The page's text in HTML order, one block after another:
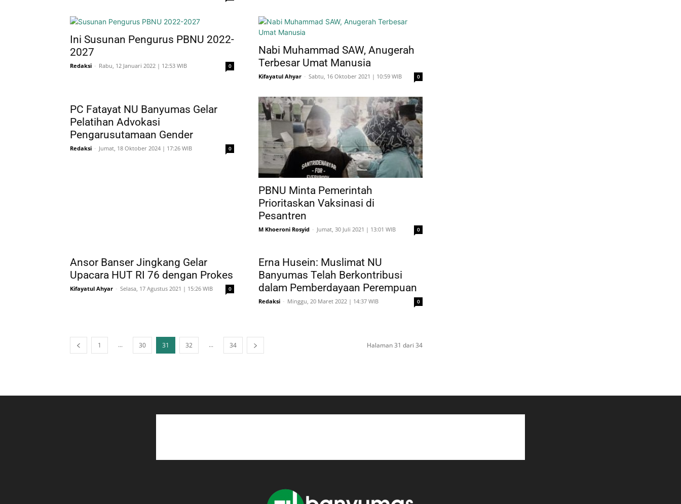
Ini Susunan Pengurus PBNU 2022-
2027
Redaksi - Rabu, 12 Januari 2022 | 12:53 WIB 0
Nabi Muhammad SAW, Anugerah
Terbesar Umat Manusia
Kifayatul Ahyar - Sabtu, 16 Oktober 2021 | 10:59 WIB 0
PC Fatayat NU Banyumas Gelar
Pelatihan Advokasi
Pengarusutamaan Gender
Redaksi - Jumat, 18 Oktober 2024 | 17:26 WIB 0
PBNU Minta Pemerintah
Prioritaskan Vaksinasi di
Pesantren
M Khoeroni Rosyid - Jumat, 30 Juli 2021 | 13:01 WIB 0
Ansor Banser Jingkang Gelar
Upacara HUT RI 76 dengan Prokes
Kifayatul Ahyar - Selasa, 17 Agustus 2021 | 15:26 WIB 0
Erna Husein: Muslimat NU
Banyumas Telah Berkontribusi
dalam Pemberdayaan Perempuan
Redaksi - Minggu, 20 Maret 2022 | 14:37 WIB 0
1 ... 30 31 32 ... 34 Halaman 31 dari 34